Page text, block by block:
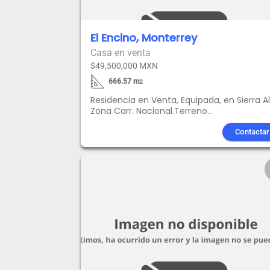
El Encino, Monterrey
Casa en venta
$49,500,000 MXN
666.57m2
Residencia en Venta, Equipada, en Sierra
Zona Carr. Nacional.Terreno
666.57m2Construcción:1,081.59 m2SOT1:
238.84 m2, SOT2: 138.34 m2, PB: 379.41 m2,
PA: 325.00 m2Frente:20.00 m, Fondo:33.83
mJardín:152.97 m2 +99.06 m2 terraza
infantiles, canchas deportivas y más
para actividades
plantas con aislamiento térmico en
cuarzo, despensa y puertas semisólidas
Contactar